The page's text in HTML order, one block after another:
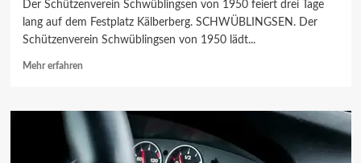
Der Schützenverein Schwüblingsen von 1950 feiert drei Tage
lang auf dem Festplatz Kälberberg. SCHWÜBLINGSEN. Der
Schützenverein Schwüblingsen von 1950 lädt...
Mehr erfahrenMehr
Volks-
und
Schützenfest